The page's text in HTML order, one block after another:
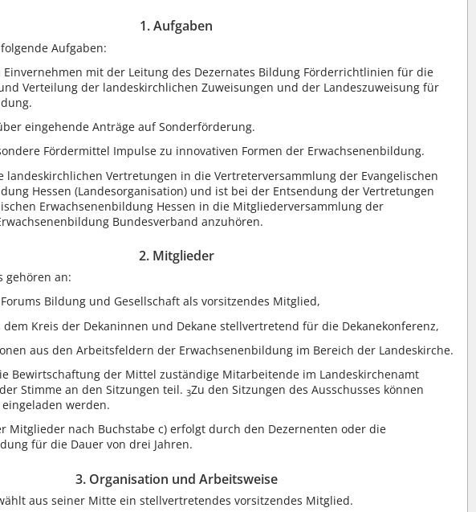
1. Aufgaben
Aufgaben:
Einvernehmen mit der Leitung des Dezernates Bildung Förderrichtlinien für die
Verteilung der landeskirchlichen Zuweisungen und der Landeszuweisung für
eingehende Anträge auf Sonderförderung.
Fördermittel Impulse zu innovativen Formen der Erwachsenenbildung.
landeskirchlichen Vertretungen in die Vertreterversammlung der Evangelischen
Hessen (Landesorganisation) und ist bei der Entsendung der Vertretungen
Erwachsenenbildung Hessen in die Mitgliederversammlung der
Bundesverband anzuhören.
2. Mitglieder
gehören an:
Bildung und Gesellschaft als vorsitzendes Mitglied,
dem Kreis der Dekaninnen und Dekane stellvertretend für die Dekanekonferenz,
aus den Arbeitsfeldern der Erwachsenenbildung im Bereich der Landeskirche.
Bewirtschaftung der Mittel zuständige Mitarbeitende im Landeskirchenamt
Stimme an den Sitzungen teil.3Zu den Sitzungen des Ausschusses können
werden.
Mitglieder nach Buchstabe c) erfolgt durch den Dezernenten oder die
für die Dauer von drei Jahren.
3. Organisation und Arbeitsweise
aus seiner Mitte ein stellvertretendes vorsitzendes Mitglied.